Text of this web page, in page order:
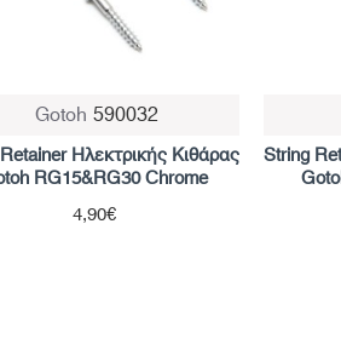
Gotoh 590032
Ηλεκτρικής Κιθάρας
RG15&RG30 Chrome
4,90€
String